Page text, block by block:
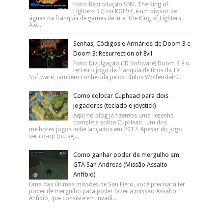
Foto: Reprodução SNK. The King of
Fighters 97, ou KOF97, é um divisor de
águas na franquia de games de luta The King of Fighters.
Alé...
Senhas, Códigos e Armários de Doom 3 e
Doom 3: Resurrection of Evil
Foto: Divulgação (ID Software) Doom 3 é o
terceiro jogo da franquia de tiros da ID
Software, também conhecida pelos títulos Wolfenstein...
Como colocar Cuphead para dois
jogadores (teclado e joystick)
Aqui no blog já fizemos uma resenha
completa sobre CupHead , um dos
melhores jogos indie lançados em 2017. Apesar do jogo
ser co-op (ou sej...
Como ganhar poder de mergulho em
GTA San Andreas (Missão Assalto
Anfíbio)
Uma das últimas missões de San Fiero, você precisará ter
poder de mergulho para poder fazer a missão Assalto
Anfíbio, que consiste em invadi...